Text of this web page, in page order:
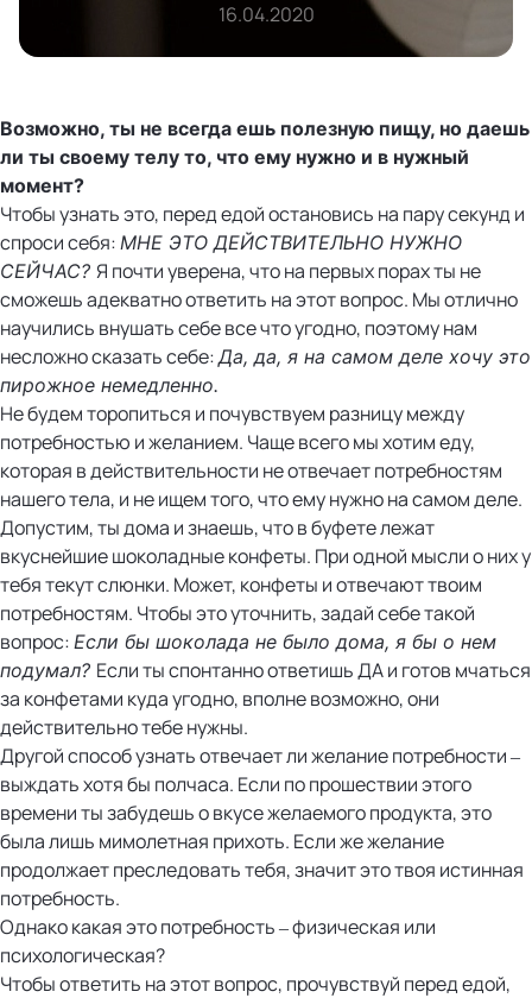
16.04.2020
Возможно, ты не всегда ешь полезную пищу, но даешь
ли ты своему телу то, что ему нужно и в нужный
момент?
Чтобы узнать это, перед едой остановись на пару секунд и
спроси себя: МНЕ ЭТО ДЕЙСТВИТЕЛЬНО НУЖНО
СЕЙЧАС? Я почти уверена, что на первых порах ты не
сможешь адекватно ответить на этот вопрос. Мы отлично
научились внушать себе все что угодно, поэтому нам
несложно сказать себе:Да, да, я на самом деле хочу это
пирожное немедленно.
Не будем торопиться и почувствуем разницу между
потребностью и желанием. Чаще всего мы хотим еду,
которая в действительности не отвечает потребностям
нашего тела, и не ищем того, что ему нужно на самом деле.
Допустим, ты дома и знаешь, что в буфете лежат
вкуснейшие шоколадные конфеты. При одной мысли о них у
тебя текут слюнки. Может, конфеты и отвечают твоим
потребностям. Чтобы это уточнить, задай себе такой
вопрос: Если бы шоколада не было дома, я бы о нем
подумал? Если ты спонтанно ответишь ДА и готов мчаться
за конфетами куда угодно, вполне возможно, они
действительно тебе нужны.
Другой способ узнать отвечает ли желание потребности –
выждать хотя бы полчаса. Если по прошествии этого
времени ты забудешь о вкусе желаемого продукта, это
была лишь мимолетная прихоть. Если же желание
продолжает преследовать тебя, значит это твоя истинная
потребность.
Однако какая это потребность – физическая или
психологическая?
Чтобы ответить на этот вопрос, прочувствуй перед едой,